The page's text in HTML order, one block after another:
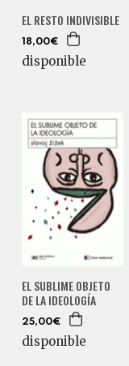
EL RESTO INDIVISIBLE
18,00€
disponible
EL SUBLIME OBJETO
DE LA IDEOLOGÍA
25,00€
disponible